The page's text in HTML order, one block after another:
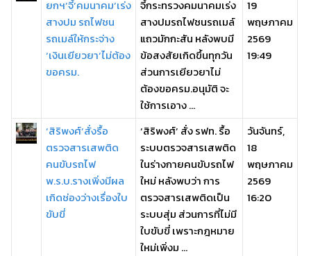
ยกฯ’จี้’คมนาคม’เร่ง
สางปม รถไฟชน
รถเมล์ให้กระจ่าง
‘เงินเยียวยา’ไม่ต้อง
ขอครม.
จี้กระทรวงคมนาคมเร่ง
สางปมรถไฟชนรถเมล์
แถวมักกะสัน หลังพบมี
ข้อสงสัยเกิดขึ้นทุกวัน
ส่วนการเยียวยาไม่
ต้องขอครม.อนุมัติ จะ
ใช้การเอาง ...
19
พฤษภาคม
2569
19:49
‘สิริพงศ์’สั่งรื้อ
ตรวจสารเสพติด
คนขับรถไฟ
พ.ร.บ.รางเพิ่งมีผล
เกิดช่องว่างเรื่องใบ
ขับขี่
‘สิริพงศ์’ สั่ง รฟท. รื้อ
ระบบตรวจสารเสพติด
ในร่างกายคนขับรถไฟ
ใหม่ หลังพบว่า การ
ตรวจสารเสพติดเป็น
ระบบสุ่ม ส่วนการที่ไม่มี
ใบขับขี่ เพราะกฎหมาย
ใหม่เพิ่งม ...
วันจันทร์,
18
พฤษภาคม
2569
16:20